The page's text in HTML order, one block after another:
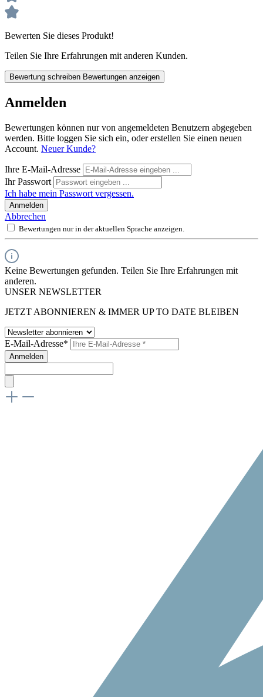
Bewerten Sie dieses Produkt!
Teilen Sie Ihre Erfahrungen mit anderen Kunden.
Bewertung schreiben Bewertungen anzeigen
Anmelden
Bewertungen können nur von angemeldeten Benutzern abgegeben
werden. Bitte loggen Sie sich ein, oder erstellen Sie einen neuen
Account. Neuer Kunde?
Ihre E-Mail-Adresse
Ihr Passwort
Ich habe mein Passwort vergessen.
Anmelden
Abbrechen
Bewertungen nur in der aktuellen Sprache anzeigen.
Keine Bewertungen gefunden. Teilen Sie Ihre Erfahrungen mit
anderen.
UNSER NEWSLETTER
JETZT ABONNIEREN & IMMER UP TO DATE BLEIBEN
E-Mail-Adresse*
Anmelden